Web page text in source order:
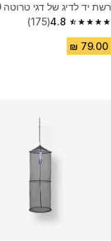
רשת יד לדיג של דגי טרוטה RN100
4.8
4.8 out of 5 stars from 175 reviews
(175)